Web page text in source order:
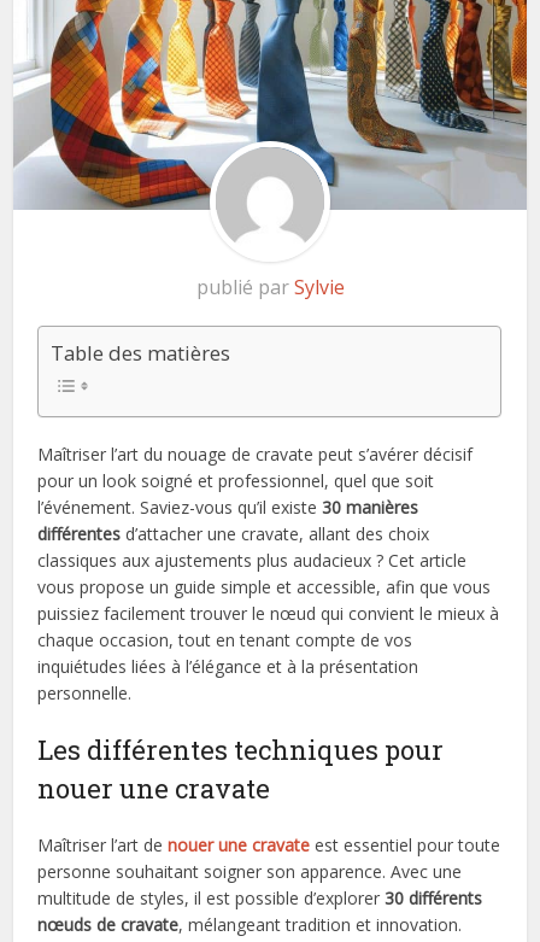
publié parSylvie
Table des matières
Maîtriser l’art du nouage de cravate peut s’avérer décisif
pour un look soigné et professionnel, quel que soit
l’événement. Saviez-vous qu’il existe30 manières
différentes d’attacher une cravate, allant des choix
classiques aux ajustements plus audacieux ? Cet article
vous propose un guide simple et accessible, afin que vous
puissiez facilement trouver le nœud qui convient le mieux à
chaque occasion, tout en tenant compte de vos
inquiétudes liées à l’élégance et à la présentation
personnelle.
Les différentes techniques pour
nouer une cravate
Maîtriser l’art denouer une cravate est essentiel pour toute
personne souhaitant soigner son apparence. Avec une
multitude de styles, il est possible d’explorer30 différents
nœuds de cravate, mélangeant tradition et innovation.